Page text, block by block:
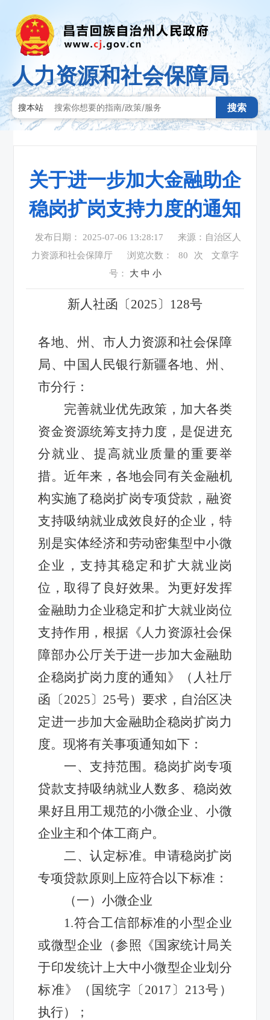
人力资源和社会保障局
搜本站 搜索
关于进一步加大金融助企
稳岗扩岗支持力度的通知
发布日期： 2025-07-06 13:28:17
来源：自治区人
力资源和社会保障厅
浏览次数： 80 次
文章字
号： 大 中 小
新人社函〔2025〕128号
各地、州、市人力资源和社会保障
局、中国人民银行新疆各地、州、
市分行：
完善就业优先政策，加大各类
资金资源统筹支持力度，是促进充
分就业、提高就业质量的重要举
措。近年来，各地会同有关金融机
构实施了稳岗扩岗专项贷款，融资
支持吸纳就业成效良好的企业，特
别是实体经济和劳动密集型中小微
企业，支持其稳定和扩大就业岗
位，取得了良好效果。为更好发挥
金融助力企业稳定和扩大就业岗位
支持作用，根据《人力资源社会保
障部办公厅关于进一步加大金融助
企稳岗扩岗力度的通知》（人社厅
函〔2025〕25号）要求，自治区决
定进一步加大金融助企稳岗扩岗力
度。现将有关事项通知如下：
一、支持范围。稳岗扩岗专项
贷款支持吸纳就业人数多、稳岗效
果好且用工规范的小微企业、小微
企业主和个体工商户。
二、认定标准。申请稳岗扩岗
专项贷款原则上应符合以下标准：
（一）小微企业
1.符合工信部标准的小型企业
或微型企业（参照《国家统计局关
于印发统计上大中小微型企业划分
标准》（国统字〔2017〕213号）
执行）；